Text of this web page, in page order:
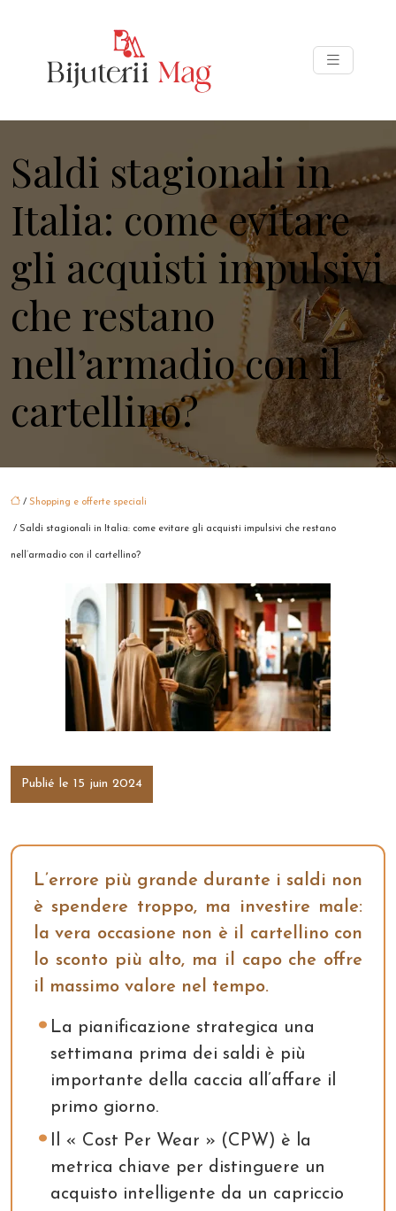
Saldi stagionali in
Italia: come evitare
gli acquisti impulsivi
che restano
nell’armadio con il
cartellino?
/ Shopping e offerte speciali
/ Saldi stagionali in Italia: come evitare gli acquisti impulsivi che restano
nell’armadio con il cartellino?
Publié le 15 juin 2024
L’errore più grande durante i saldi non
è spendere troppo, ma investire male:
la vera occasione non è il cartellino con
lo sconto più alto, ma il capo che offre
il massimo valore nel tempo.
La pianificazione strategica una
settimana prima dei saldi è più
importante della caccia all’affare il
primo giorno.
Il « Cost Per Wear » (CPW) è la
metrica chiave per distinguere un
acquisto intelligente da un capriccio